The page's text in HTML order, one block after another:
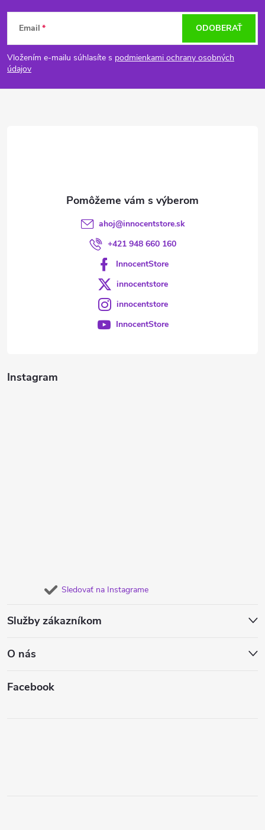
Z
á
p
Email
Vložením e-mailu súhlasíte s podmienkami ochrany osobných
údajov
ODOBERAŤ
Instagram
Sledovať na Instagrame
Služby zákazníkom
O nás
Facebook
ahoj@innocentstore.sk
+421 948 660 160
InnocentStore
innocentstore
innocentstore
InnocentStore